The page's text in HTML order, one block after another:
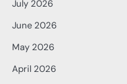
July 2026
June 2026
May 2026
April 2026